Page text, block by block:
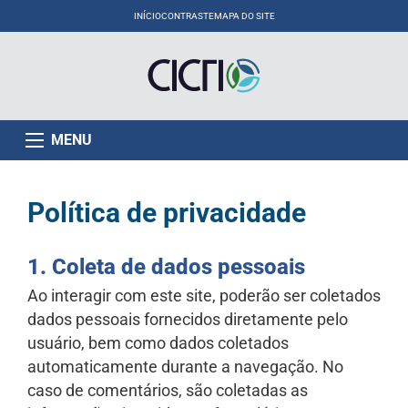
INÍCIOCONTRASTEMAPA DO SITE
MENU
Política de privacidade
1. Coleta de dados pessoais
Ao interagir com este site, poderão ser coletados
dados pessoais fornecidos diretamente pelo
usuário, bem como dados coletados
automaticamente durante a navegação. No
caso de comentários, são coletadas as